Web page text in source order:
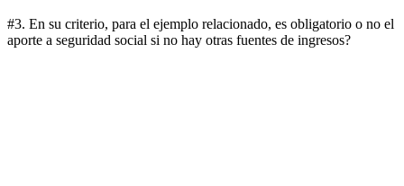
#3. En su criterio, para el ejemplo relacionado, es obligatorio o no el
aporte a seguridad social si no hay otras fuentes de ingresos?